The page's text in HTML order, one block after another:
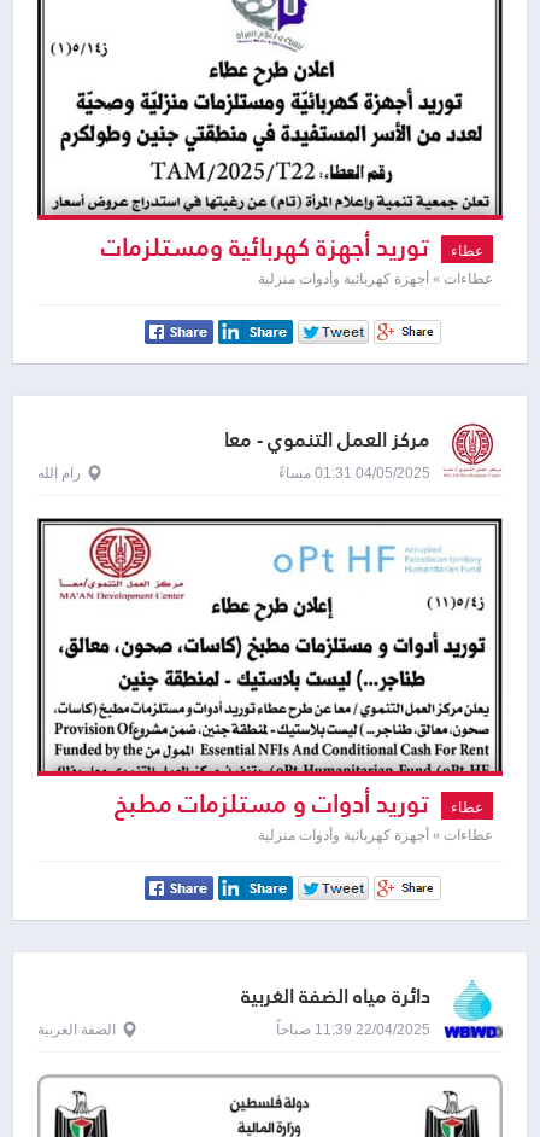
عطاء توريد أجهزة كهربائية ومستلزمات
منزلية وصحية
عطاءات » أجهزة كهربائية وأدوات منزلية
مركز العمل التنموي - معا
04/05/2025 01:31 مساءً رام الله
عطاء توريد أدوات و مستلزمات مطبخ
كاسات ، صحون ، معالق ، طناجر ... )
عطاءات » أجهزة كهربائية وأدوات منزلية
دائرة مياه الضفة الغربية
22/04/2025 11:39 صباحاً الضفة الغربية